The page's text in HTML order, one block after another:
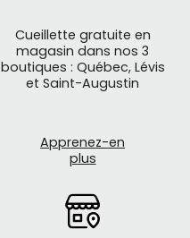
Cueillette gratuite en
magasin dans nos 3
boutiques : Québec, Lévis
et Saint-Augustin
Apprenez-en
plus